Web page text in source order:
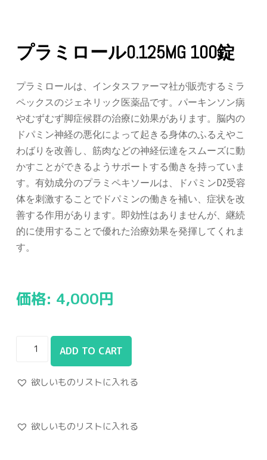
プラミロール0.125MG 100錠
プラミロールは、インタスファーマ社が販売するミラ
ペックスのジェネリック医薬品です。パーキンソン病
やむずむず脚症候群の治療に効果があります。脳内の
ドパミン神経の悪化によって起きる身体のふるえやこ
わばりを改善し、筋肉などの神経伝達をスムーズに動
かすことができるようサポートする働きを持っていま
す。有効成分のプラミペキソールは、ドパミンD2受容
体を刺激することでドパミンの働きを補い、症状を改
善する作用があります。即効性はありませんが、継続
的に使用することで優れた治療効果を発揮してくれま
す。
価格: 4,000円
ADD TO CART
欲しいものリストに入れる
欲しいものリストに入れる